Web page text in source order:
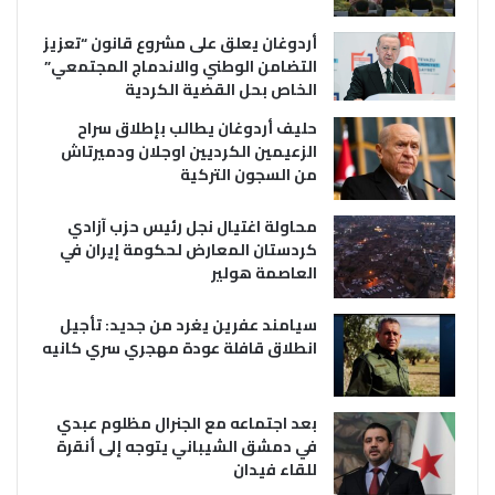
أردوغان يعلق على مشروع قانون “تعزيز
التضامن الوطني والاندماج المجتمعي”
الخاص بحل القضية الكردية
حليف أردوغان يطالب بإطلاق سراح
الزعيمين الكرديين اوجلان ودميرتاش
من السجون التركية
محاولة اغتيال نجل رئيس حزب آزادي
كردستان المعارض لحكومة إيران في
العاصمة هولير
سيامند عفرين يغرد من جديد: تأجيل
انطلاق قافلة عودة مهجري سري كانيه
بعد اجتماعه مع الجنرال مظلوم عبدي
في دمشق الشيباني يتوجه إلى أنقرة
للقاء فيدان